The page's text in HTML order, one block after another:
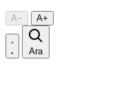
A− A+
Ara